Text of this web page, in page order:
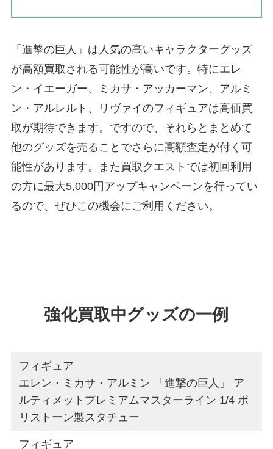
「進撃の巨人」は人気の高いキャラクターグッズ
が高額買取される可能性が高いです。特にエレ
ン・イエーガー、ミカサ・アッカーマン、アルミ
ン・アルレルト、リヴァイのフィギュアは高価買
取が期待できます。ですので、それらとまとめて
他のグッズを売ることでさらに高額査定が付く可
能性があります。また買取クエストでは初回利用
の方に最大5,000円アップキャンペーンを行ってい
るので、ぜひこの機会にご利用ください。
強化買取中グッズの一例
フィギュア
エレン・ミカサ・アルミン 「進撃の巨人」 ア
ルティメットプレミアムマスターライン 1/4 ポ
リストーン製スタチュー
フィギュア